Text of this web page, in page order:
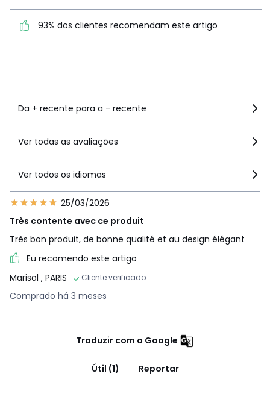
Prático
4,8
93% dos clientes
93% dos clientes recomendam este artigo
Da + recente para a - recente
Ver todas as avaliações
Ver todos os idiomas
25/03/2026
Très contente avec ce produit
Très bon produit, de bonne qualité et au design élégant
Eu recomendo este artigo
Marisol , PARIS Cliente verificado
Comprado há 3 meses
Traduzir com o Google
Útil (1) Reportar